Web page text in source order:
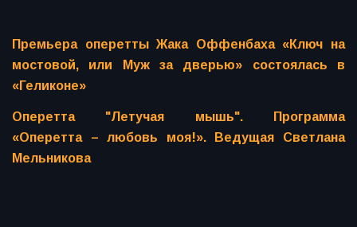
Премьера оперетты Жака Оффенбаха «Ключ на
мостовой, или Муж за дверью» состоялась в
«Геликоне»
Оперетта "Летучая мышь". Программа
«Оперетта – любовь моя!». Ведущая Светлана
Мельникова